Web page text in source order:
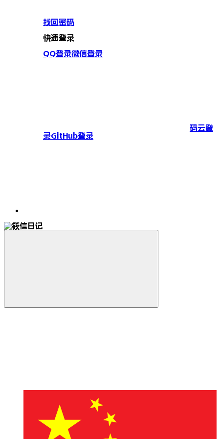
找回密码
快速登录
QQ登录微信登录
码云登
录GitHub登录